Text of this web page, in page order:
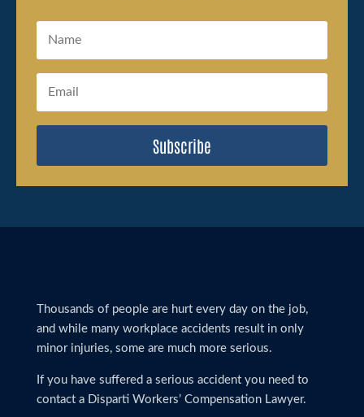
Subscribe
Thousands of people are hurt every day on the job,
and while many workplace accidents result in only
minor injuries, some are much more serious.
If you have suffered a serious accident you need to
contact a Disparti Workers’ Compensation Lawyer.